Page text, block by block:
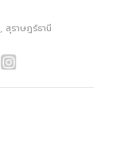
, สุราษฎร์ธานี